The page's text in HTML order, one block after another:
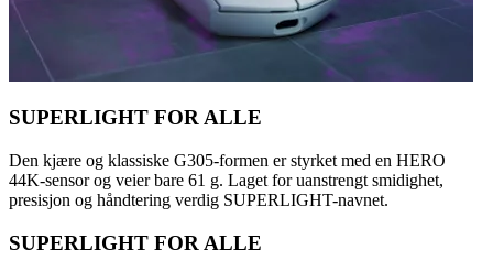
SUPERLIGHT FOR ALLE
Den kjære og klassiske G305-formen er styrket med en HERO
44K-sensor og veier bare 61 g. Laget for uanstrengt smidighet,
presisjon og håndtering verdig SUPERLIGHT-navnet.
SUPERLIGHT FOR ALLE